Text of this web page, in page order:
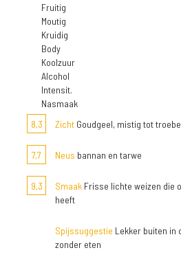
Fruitig
Moutig
Kruidig
Body
Koolzuur
Alcohol
Intensit.
Nasmaak
8,3
Zicht Goudgeel, mistig tot
7,7 Neus bannan en tarwe
9,3 Smaak Frisse lichte weizen die
heeft
Spijssuggestie Lekker buiten in
zonder eten